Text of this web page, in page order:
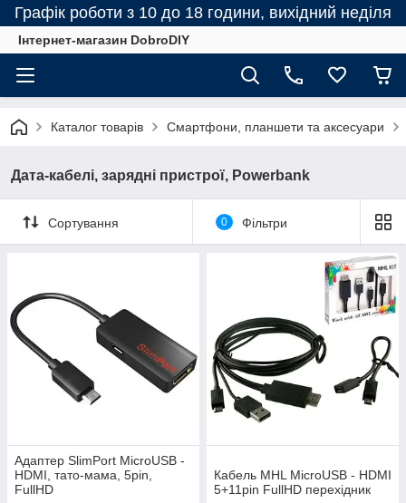
Графік роботи з 10 до 18 години, вихідний неділя
Інтернет-магазин DobroDIY
Каталог товарів Смартфони, планшети та аксесуари
Дата-кабелі, зарядні пристрої, Powerbank
Сортування 0 Фільтри
Адаптер SlimPort MicroUSB -
HDMI, тато-мама, 5pin,
FullHD
Кабель MHL MicroUSB - HDMI
5+11pin FullHD перехідник